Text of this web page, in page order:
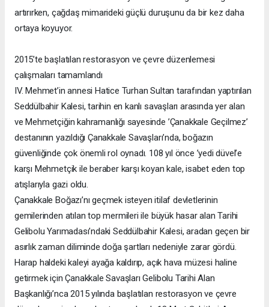
artırırken, çağdaş mimarideki güçlü duruşunu da bir kez daha
ortaya koyuyor.
2015’te başlatılan restorasyon ve çevre düzenlemesi
çalışmaları tamamlandı
IV. Mehmet’in annesi Hatice Turhan Sultan tarafından yaptırılan
Seddülbahir Kalesi, tarihin en kanlı savaşları arasında yer alan
ve Mehmetçiğin kahramanlığı sayesinde ’Çanakkale Geçilmez’
destanının yazıldığı Çanakkale Savaşları’nda, boğazın
güvenliğinde çok önemli rol oynadı. 108 yıl önce ’yedi düvel’e
karşı Mehmetçik ile beraber karşı koyan kale, isabet eden top
atışlarıyla gazi oldu.
Çanakkale Boğazı’nı geçmek isteyen itilaf devletlerinin
gemilerinden atılan top mermileri ile büyük hasar alan Tarihi
Gelibolu Yarımadası’ndaki Seddülbahir Kalesi, aradan geçen bir
asırlık zaman diliminde doğa şartları nedeniyle zarar gördü.
Harap haldeki kaleyi ayağa kaldırıp, açık hava müzesi haline
getirmek için Çanakkale Savaşları Gelibolu Tarihi Alan
Başkanlığı’nca 2015 yılında başlatılan restorasyon ve çevre